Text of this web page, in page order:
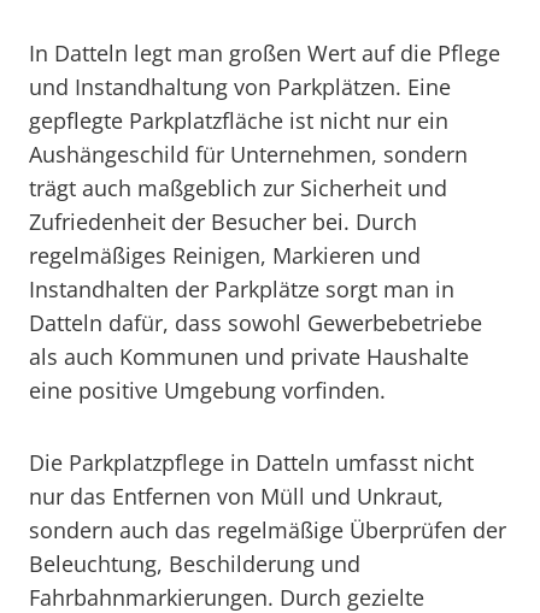
In Datteln legt man großen Wert auf die Pflege
und Instandhaltung von Parkplätzen. Eine
gepflegte Parkplatzfläche ist nicht nur ein
Aushängeschild für Unternehmen, sondern
trägt auch maßgeblich zur Sicherheit und
Zufriedenheit der Besucher bei. Durch
regelmäßiges Reinigen, Markieren und
Instandhalten der Parkplätze sorgt man in
Datteln dafür, dass sowohl Gewerbebetriebe
als auch Kommunen und private Haushalte
eine positive Umgebung vorfinden.
Die Parkplatzpflege in Datteln umfasst nicht
nur das Entfernen von Müll und Unkraut,
sondern auch das regelmäßige Überprüfen der
Beleuchtung, Beschilderung und
Fahrbahnmarkierungen. Durch gezielte